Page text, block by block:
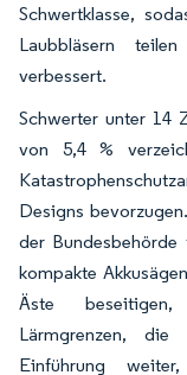
Schwertklasse,
Laubbläsern
verbessert.
Schwerter unter 14
von 5,4 %
Designs
der Bundesbehörde
kompakte
Äste beseitigen,
Lärmgrenzen,
Einführung